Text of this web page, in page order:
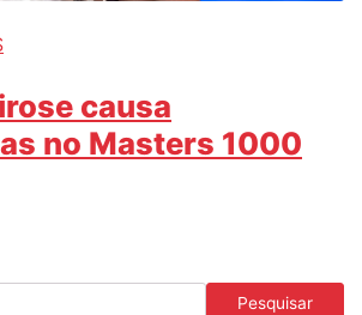
causa
no Masters 1000
Pesquisar